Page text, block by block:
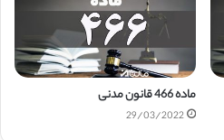
ماده 466 قانون مدنی
29/03/2022